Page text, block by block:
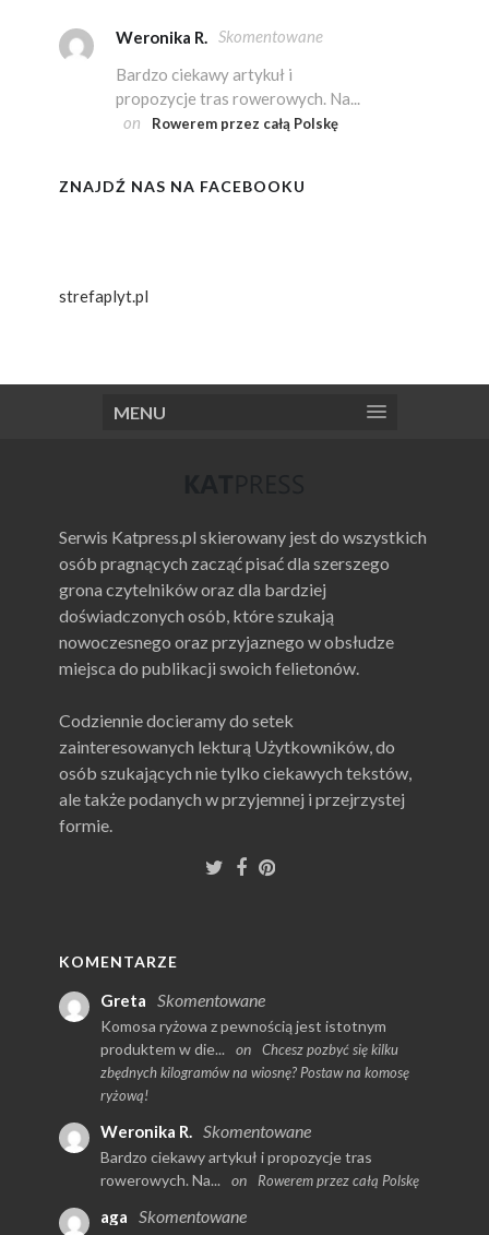
Weronika R. Skomentowane
Bardzo ciekawy artykuł i
propozycje tras rowerowych. Na...
on
Rowerem przez całą Polskę
ZNAJDŹ NAS NA FACEBOOKU
strefaplyt.pl
MENU
Serwis Katpress.pl skierowany jest do wszystkich
osób pragnących zacząć pisać dla szerszego
grona czytelników oraz dla bardziej
doświadczonych osób, które szukają
nowoczesnego oraz przyjaznego w obsłudze
miejsca do publikacji swoich felietonów.
Codziennie docieramy do setek
zainteresowanych lekturą Użytkowników, do
osób szukających nie tylko ciekawych tekstów,
ale także podanych w przyjemnej i przejrzystej
formie.
KOMENTARZE
Greta Skomentowane
Komosa ryżowa z pewnością jest istotnym
produktem w die...
on
Chcesz pozbyć się kilku
zbędnych kilogramów na wiosnę? Postaw na komosę
ryżową!
Weronika R. Skomentowane
Bardzo ciekawy artykuł i propozycje tras
rowerowych. Na...
on Rowerem przez całą Polskę
aga Skomentowane